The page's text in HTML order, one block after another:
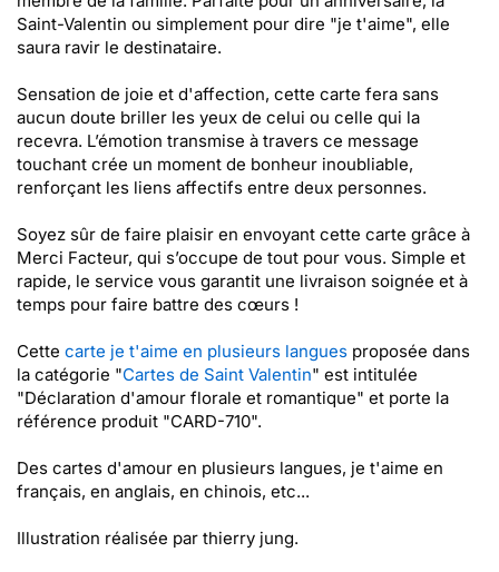
Saint-Valentin ou simplement pour dire "je t'aime", elle
saura ravir le destinataire.
Sensation de joie et d'affection, cette carte fera sans
aucun doute briller les yeux de celui ou celle qui la
recevra. L’émotion transmise à travers ce message
touchant crée un moment de bonheur inoubliable,
renforçant les liens affectifs entre deux personnes.
Soyez sûr de faire plaisir en envoyant cette carte grâce à
Merci Facteur, qui s’occupe de tout pour vous. Simple et
rapide, le service vous garantit une livraison soignée et à
temps pour faire battre des cœurs !
Cette carte je t'aime en plusieurs langues proposée dans
la catégorie "Cartes de Saint Valentin" est intitulée
"Déclaration d'amour florale et romantique" et porte la
référence produit "CARD-710".
Des cartes d'amour en plusieurs langues, je t'aime en
français, en anglais, en chinois, etc...
Illustration réalisée par thierry jung.